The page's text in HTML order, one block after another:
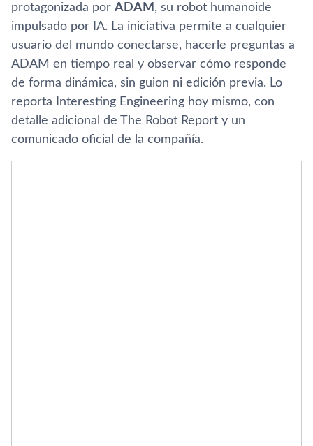
protagonizada por ADAM , su robot humanoide
impulsado por IA. La iniciativa permite a cualquier
usuario del mundo conectarse, hacerle preguntas a
ADAM en tiempo real y observar cómo responde
de forma dinámica, sin guion ni edición previa. Lo
reporta Interesting Engineering hoy mismo, con
detalle adicional de The Robot Report y un
comunicado oficial de la compañía.